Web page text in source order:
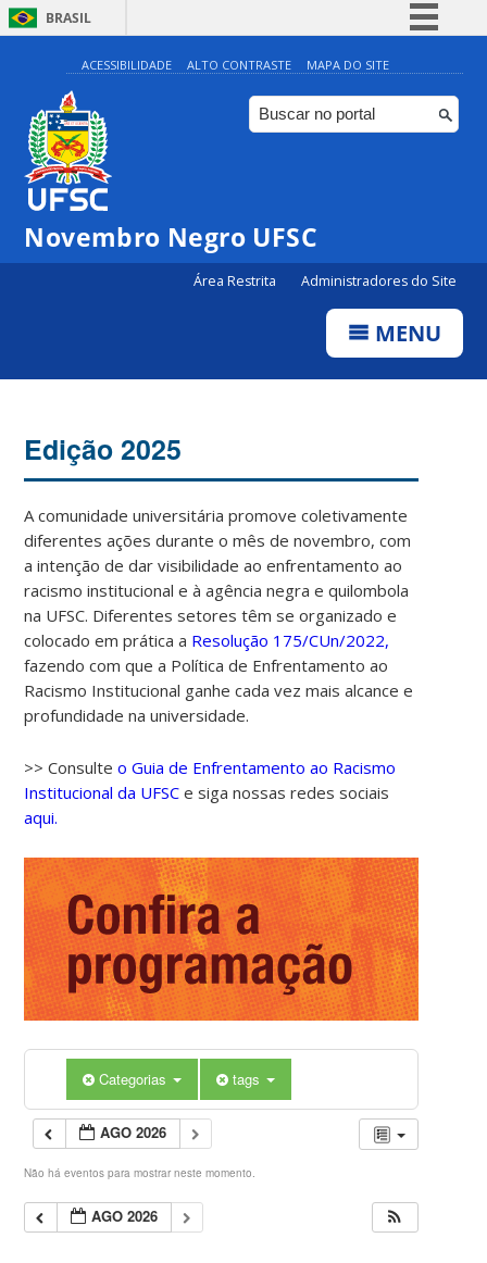
BRASIL
Simplifique!
Comunica BR
Participe
ACESSIBILIDADE ALTO CONTRASTE MAPA DO SITE
Novembro Negro UFSC
Área Restrita Administradores do Site
MENU
Edição 2025
A comunidade universitária promove coletivamente
diferentes ações durante o mês de novembro, com
a intenção de dar visibilidade ao enfrentamento ao
racismo institucional e à agência negra e quilombola
na UFSC. Diferentes setores têm se organizado e
colocado em prática a Resolução 175/CUn/2022,
fazendo com que a Política de Enfrentamento ao
Racismo Institucional ganhe cada vez mais alcance e
profundidade na universidade.
>> Consulteo Guia de Enfrentamento ao Racismo
Institucional da UFSC e siga nossas redes sociais
aqui.
Categorias tags
AGO 2026
Não há eventos para mostrar neste momento.
AGO 2026